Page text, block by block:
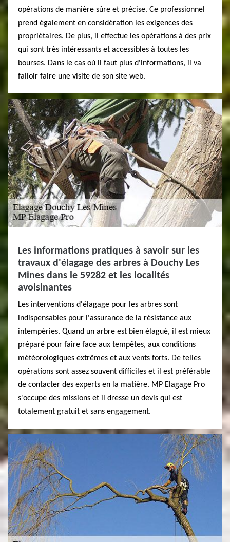
opérations de manière sûre et précise. Ce professionnel
prend également en considération les exigences des
propriétaires. De plus, il effectue les opérations à des prix
qui sont très intéressants et accessibles à toutes les
bourses. Dans le cas où il faut plus d'informations, il va
falloir faire une visite de son site web.
Les informations pratiques à savoir sur les
travaux d'élagage des arbres à Douchy Les
Mines dans le 59282 et les localités
avoisinantes
Les interventions d'élagage pour les arbres sont
indispensables pour l'assurance de la résistance aux
intempéries. Quand un arbre est bien élagué, il est mieux
préparé pour faire face aux tempêtes, aux conditions
météorologiques extrêmes et aux vents forts. De telles
opérations sont assez souvent difficiles et il est préférable
de contacter des experts en la matière. MP Elagage Pro
s'occupe des missions et il dresse un devis qui est
totalement gratuit et sans engagement.